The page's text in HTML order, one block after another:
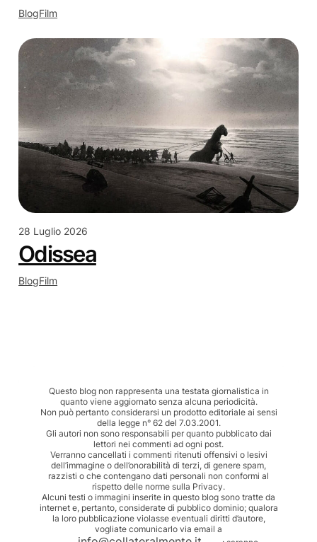
BlogFilm
28 Luglio 2026
Odissea
BlogFilm
Questo blog non rappresenta una testata giornalistica in
quanto viene aggiornato senza alcuna periodicità.
Non può pertanto considerarsi un prodotto editoriale ai sensi
della legge n° 62 del 7.03.2001.
Gli autori non sono responsabili per quanto pubblicato dai
lettori nei commenti ad ogni post.
Verranno cancellati i commenti ritenuti offensivi o lesivi
dell’immagine o dell’onorabilità di terzi, di genere spam,
razzisti o che contengano dati personali non conformi al
rispetto delle norme sulla Privacy.
Alcuni testi o immagini inserite in questo blog sono tratte da
internet e, pertanto, considerate di pubblico dominio; qualora
la loro pubblicazione violasse eventuali diritti d’autore,
vogliate comunicarlo via email a